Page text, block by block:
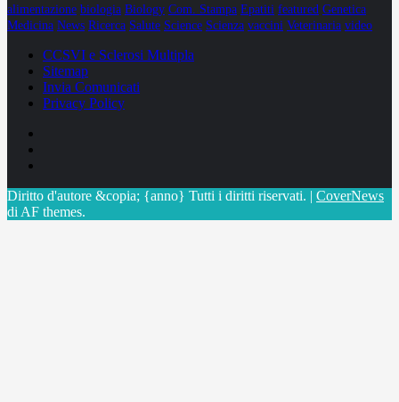
alimentazione biologia Biology Com. Stampa Epatiti featured Genetica
Medicina News Ricerca Salute Science Scienza vaccini Veterinaria video
CCSVI e Sclerosi Multipla
Sitemap
Invia Comunicati
Privacy Policy
Diritto d'autore &copia; {anno} Tutti i diritti riservati. | CoverNews
di AF themes.